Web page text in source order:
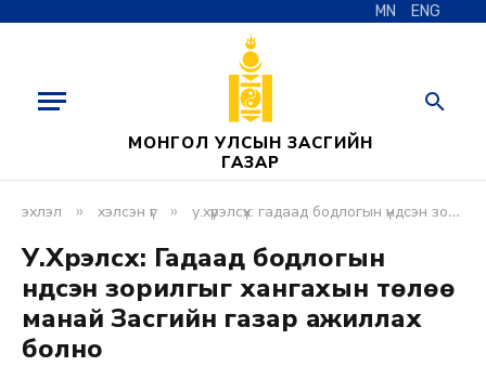
MN ENG
МОНГОЛ УЛСЫН ЗАСГИЙН
ГАЗАР
эхлэл » хэлсэн үг » у.хүрэлсүх: гадаад бодлогын үндсэн зорилгыг хангахын төлөө манай засгийн газар ажиллах болно
У.Хүрэлсүх: Гадаад бодлогын
үндсэн зорилгыг хангахын төлөө
манай Засгийн газар ажиллах
болно